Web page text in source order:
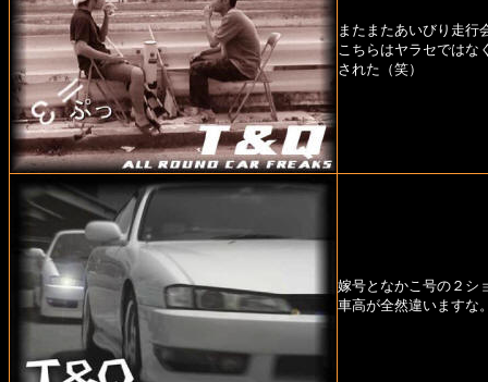
またまたあいびり走行
こちらはヤラセではな
された（笑）
嫁号となかこ号の２シ
車高が全然違いますな